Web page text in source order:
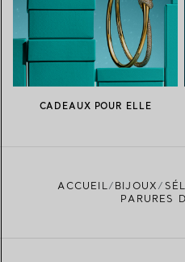
CADEAUX POUR ELLE
ACCUEIL BIJOUX
PARURES